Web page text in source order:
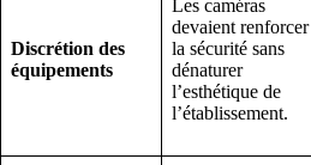
Discrétion des
équipements
Les caméras
devaient renforcer
la sécurité sans
dénaturer
l’esthétique de
l’établissement.